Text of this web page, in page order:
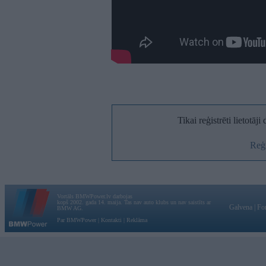
Tikai reģistrēti lietotāji
Vortāls BMWPower.lv darbojas
kopš 2002. gada 14. maija. Tas nav auto klubs un nav saistīts ar
BMW AG.
Par BMWPower
Kontakti Reklāma
Galvena